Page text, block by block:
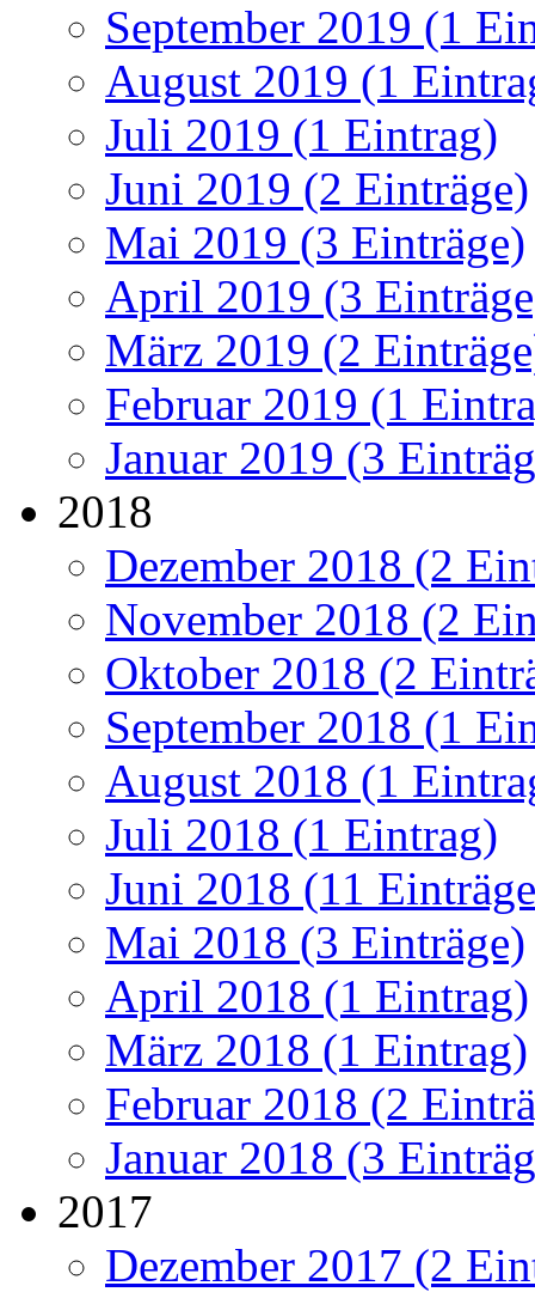
September 2019 (1
August 2019 (1
Juli 2019 (1 Eintrag)
Juni 2019 (2 Einträge)
Mai 2019 (3 Einträge)
April 2019 (3
März 2019 (2
Februar 2019 (1
Januar 2019 (3
2018
Dezember 2018 (2
November 2018 (2
Oktober 2018 (2
September 2018 (1
August 2018 (1
Juli 2018 (1 Eintrag)
Juni 2018 (11
Mai 2018 (3 Einträge)
April 2018 (1 Eintrag)
März 2018 (1 Eintrag)
Februar 2018 (2
Januar 2018 (3
2017
Dezember 2017 (2